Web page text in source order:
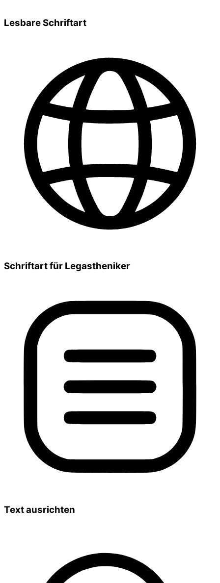
Lesbare Schriftart
Schriftart für Legastheniker
Text ausrichten